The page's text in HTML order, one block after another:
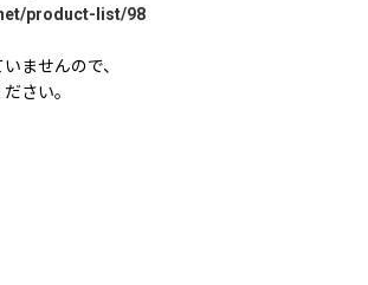
product-list/98
ませんので、
さい。